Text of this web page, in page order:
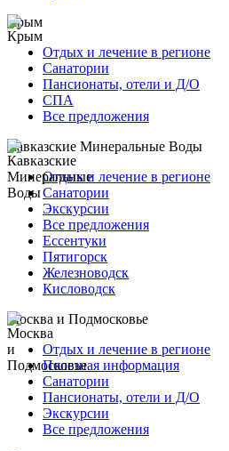
Крым
Отдых и лечение в регионе
Санатории
Пансионаты, отели и Д/О
СПА
Все предложения
Кавказские Минеральные Воды
Отдых и лечение в регионе
Санатории
Экскурсии
Все предложения
Ессентуки
Пятигорск
Железноводск
Кисловодск
Москва и Подмосковье
Отдых и лечение в регионе
Полезная информация
Санатории
Пансионаты, отели и Д/О
Экскурсии
Все предложения